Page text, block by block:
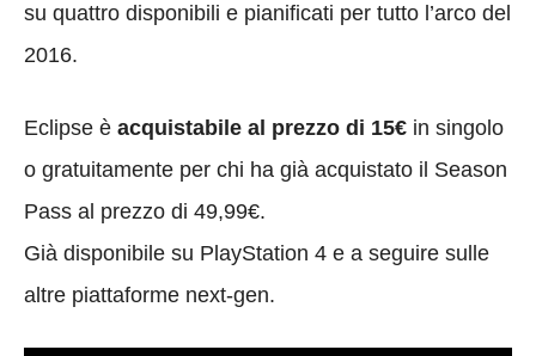
su quattro disponibili e pianificati per tutto l’arco del
2016.
Eclipse è acquistabile al prezzo di 15€ in singolo
o gratuitamente per chi ha già acquistato il Season
Pass al prezzo di 49,99€.
Già disponibile su PlayStation 4 e a seguire sulle
altre piattaforme next-gen.